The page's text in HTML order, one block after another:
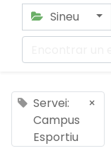
Sineu
Servei:
Campus
Esportiu
×